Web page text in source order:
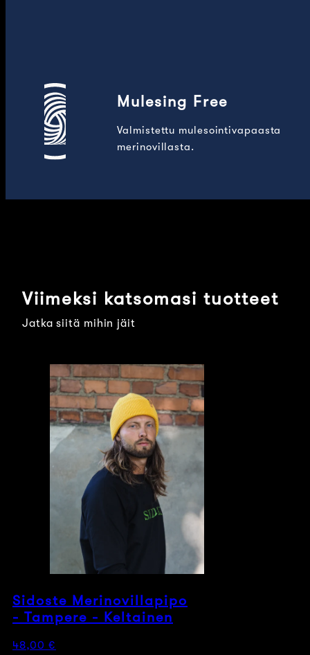
Mulesing Free
Valmistettu mulesointivapaasta
merinovillasta.
Viimeksi katsomasi tuotteet
Jatka siitä mihin jäit
Sidoste Merinovillapipo
- Tampere - Keltainen
Normaalihinta
48,00 €